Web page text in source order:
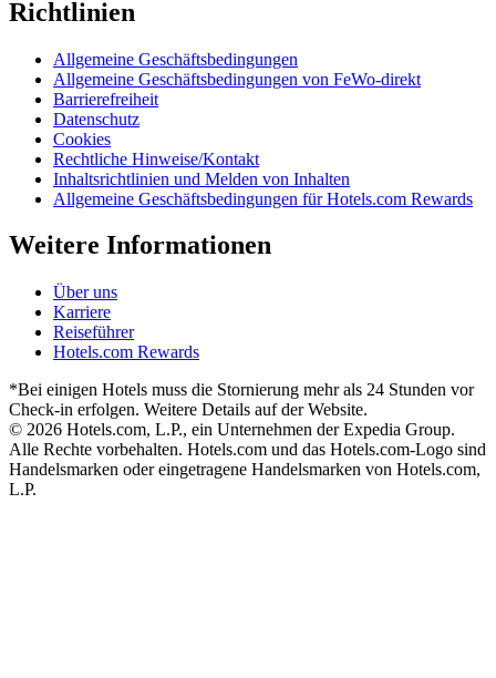
Richtlinien
Allgemeine Geschäftsbedingungen
Allgemeine Geschäftsbedingungen von FeWo-direkt
Barrierefreiheit
Datenschutz
Cookies
Rechtliche Hinweise/Kontakt
Inhaltsrichtlinien und Melden von Inhalten
Allgemeine Geschäftsbedingungen für Hotels.com Rewards
Weitere Informationen
Über uns
Karriere
Reiseführer
Hotels.com Rewards
*Bei einigen Hotels muss die Stornierung mehr als 24 Stunden vor
Check-in erfolgen. Weitere Details auf der Website.
© 2026 Hotels.com, L.P., ein Unternehmen der Expedia Group.
Alle Rechte vorbehalten. Hotels.com und das Hotels.com-Logo sind
Handelsmarken oder eingetragene Handelsmarken von Hotels.com,
L.P.